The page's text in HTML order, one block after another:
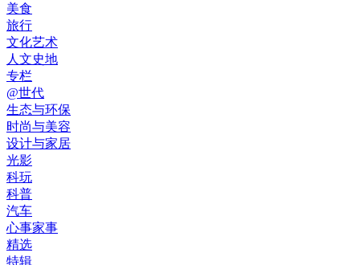
美食
旅行
文化艺术
人文史地
专栏
@世代
生态与环保
时尚与美容
设计与家居
光影
科玩
科普
汽车
心事家事
精选
特辑